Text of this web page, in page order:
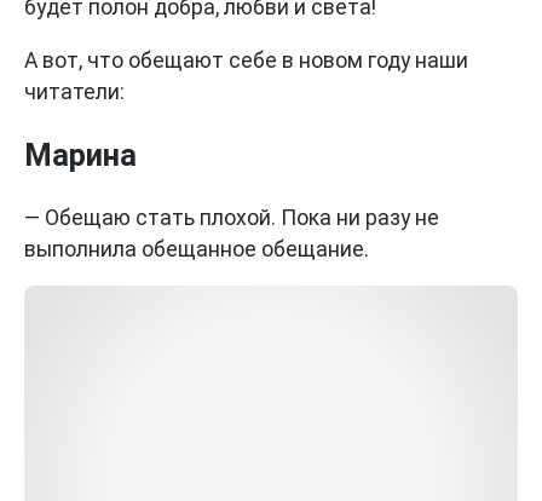
будет полон добра, любви и света!
А вот, что обещают себе в новом году наши
читатели:
Марина
— Обещаю стать плохой. Пока ни разу не
выполнила обещанное обещание.